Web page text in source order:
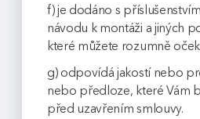
f) je dodáno s
návodu k montáži a jiných
které můžete rozumně
g) odpovídá jakostí nebo
nebo předloze, které Vám
před uzavřením smlouvy.